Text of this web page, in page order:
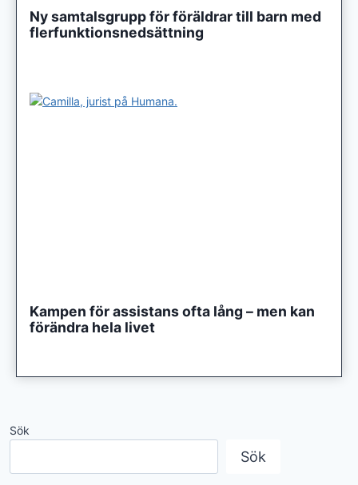
Ny samtalsgrupp för föräldrar till barn med
flerfunktionsnedsättning
Kampen för assistans ofta lång – men kan
förändra hela livet
Sök
Sök